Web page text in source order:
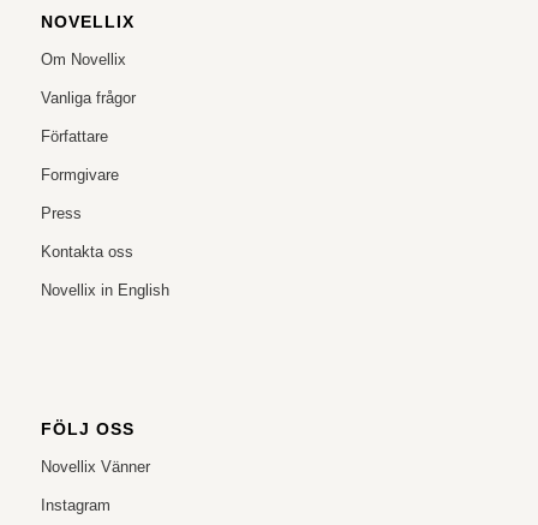
NOVELLIX
Om Novellix
Vanliga frågor
Författare
Formgivare
Press
Kontakta oss
Novellix in English
FÖLJ OSS
Novellix Vänner
Instagram